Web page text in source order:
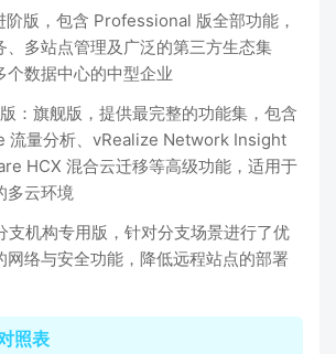
版，包含 Professional 版全部功能，
、多站点管理及广泛的第三方生态集
个数据中心的中型企业
：旗舰版，提供最完整的功能集，包含
流量分析、vRealize Network Insight
HCX 混合云迁移等高级功能，适用于
多云环境
支机构专用版，针对分支场景进行了优
网络与安全功能，降低远程站点的部署
照表